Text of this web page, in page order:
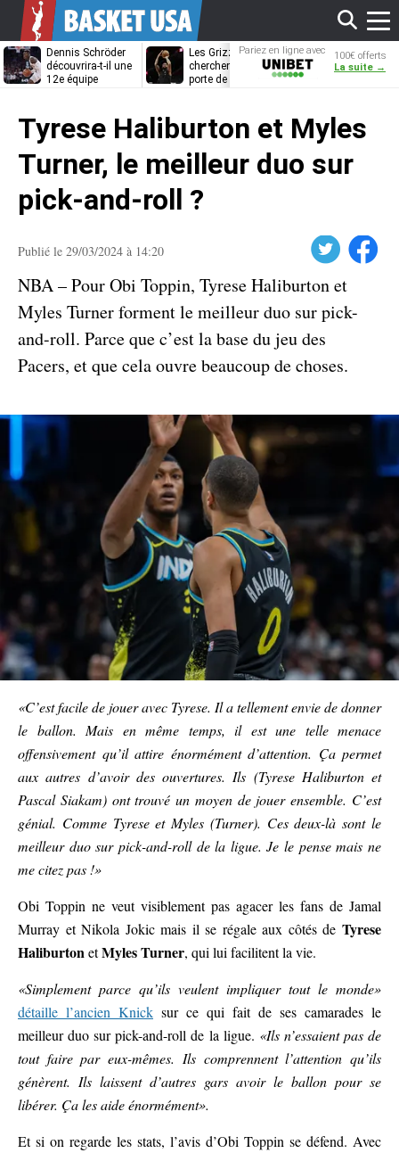
Dennis Schröder
découvrira-t-il une
12e équipe
Les Grizzlies
cherchent déjà une
porte de sortie
Dwane Casey
bientôt coach
Pariez en ligne avec
Unibet
100€ offerts
La suite →
Tyrese Haliburton et Myles
Turner, le meilleur duo sur
pick-and-roll ?
Publié le 29/03/2024 à 14:20 Facebook
NBA – Pour Obi Toppin, Tyrese Haliburton et
Myles Turner forment le meilleur duo sur pick-
and-roll. Parce que c’est la base du jeu des
Pacers, et que cela ouvre beaucoup de choses.
«C’est facile de jouer avec Tyrese. Il a tellement envie de donner
le ballon. Mais en même temps, il est une telle menace
offensivement qu’il attire énormément d’attention. Ça permet
aux autres d’avoir des ouvertures. Ils (Tyrese Haliburton et
Pascal Siakam) ont trouvé un moyen de jouer ensemble. C’est
génial. Comme Tyrese et Myles (Turner). Ces deux-là sont le
meilleur duo sur pick-and-roll de la ligue. Je le pense mais ne
me citez pas !»
Obi Toppin ne veut visiblement pas agacer les fans de Jamal
Murray et Nikola Jokic mais il se régale aux côtés de Tyrese
HaliburtonetMyles Turner, qui lui facilitent la vie.
«Simplement parce qu’ils veulent impliquer tout le monde»
détaille l’ancien Knick sur ce qui fait de ses camarades le
meilleur duo sur pick-and-roll de la ligue. «Ils n’essaient pas de
tout faire par eux-mêmes. Ils comprennent l’attention qu’ils
génèrent. Ils laissent d’autres gars avoir le ballon pour se
libérer. Ça les aide énormément».
Et si on regarde les stats, l’avis d’Obi Toppin se défend. Avec